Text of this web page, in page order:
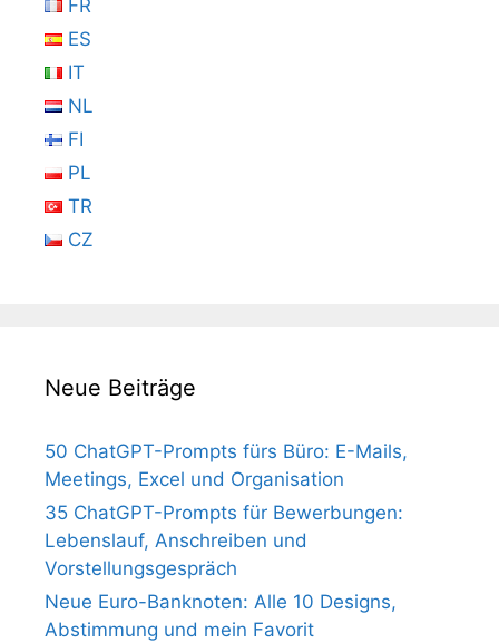
FR
ES
IT
NL
FI
PL
TR
CZ
Neue Beiträge
50 ChatGPT-Prompts fürs Büro: E-Mails,
Meetings, Excel und Organisation
35 ChatGPT-Prompts für Bewerbungen:
Lebenslauf, Anschreiben und
Vorstellungsgespräch
Neue Euro-Banknoten: Alle 10 Designs,
Abstimmung und mein Favorit